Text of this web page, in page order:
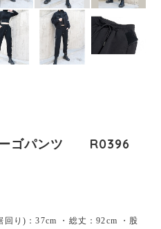
ーゴパンツ R0396
り)：37cm ・総丈：92cm ・股